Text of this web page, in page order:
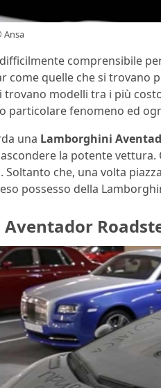
Ansa
comprensibile
come quelle che si trovano
trovano modelli tra i più
particolare fenomeno ed
una Lamborghini
la potente
Soltanto che, una volta
possesso della